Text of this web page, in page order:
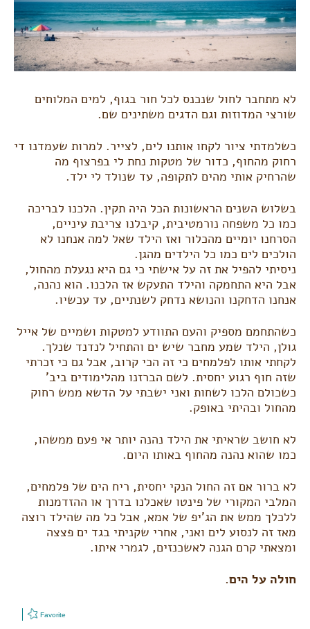
לא מתחבר לחול שנכנס לכל חור בגוף, למים המלוחים
שורצי המדוזות וגם הדגים משתינים שם.
כשלמדתי ציור לקחו אותנו לים, לצייר. למרות שעמדנו די
רחוק מהחוף, כדור של מטקות נחת לי בפרצוף מה
שהרחיק אותי מהים לתקופה, עד שנולד לי ילד.
בשלוש השנים הראשונות הכל היה תקין. הלכנו לבריכה
כמו כל משפחה נורמטיבית, קיבלנו צריבת עיניים,
הסרחנו יומיים מהכלור ואז הילד שאל למה אנחנו לא
הולכים לים כמו כל הילדים מהגן.
ניסיתי להפיל את זה על אישתי כי גם היא נגעלת מהחול,
אבל היא התחמקה והילד התעקש אז הלכנו. הוא נהנה,
אנחנו הדחקנו והנושא נדחק לשנתיים, עד עכשיו.
כשהתחמם מספיק והעם התוודע למטקות ושמיים של אייל
גולן, הילד שמע מחבר שיש ים והתחיל לנדנד שנלך.
לקחתי אותו לפלמחים כי זה הכי קרוב, אבל גם כי זכרתי
שזה חוף רגוע יחסית. לשם הברזנו מהלימודים ביב’
כשכולם הלכו לשחות ואני ישבתי על הדשא ממש רחוק
מהחול ובהיתי באופק.
לא חושב שראיתי את הילד נהנה יותר אי פעם ממשהו,
כמו שהוא נהנה מהחוף באותו היום.
לא ברור אם זה החול הנקי יחסית, ריח הים של פלמחים,
המלבי המקורי של פינטו שאכלנו בדרך או ההזדמנות
ללכלך ממש את הג’יפ של אמא, אבל כל מה שהילד רוצה
מאז זה לנסוע לים ואני, אחרי שקניתי בגד ים פצצה
ומצאתי קרם הגנה לאשכנזים, לגמרי איתו.
חולה על הים.
Favorite